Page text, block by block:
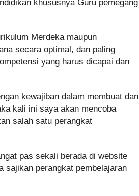
khususnya Guru pemegang
Merdeka maupun
secara optimal, dan paling
yang harus dicapai dan
kewajiban dalam membuat dan
kali ini saya akan mencoba
salah satu perangkat
pas sekali berada di website
sajikan perangkat pembelajaran